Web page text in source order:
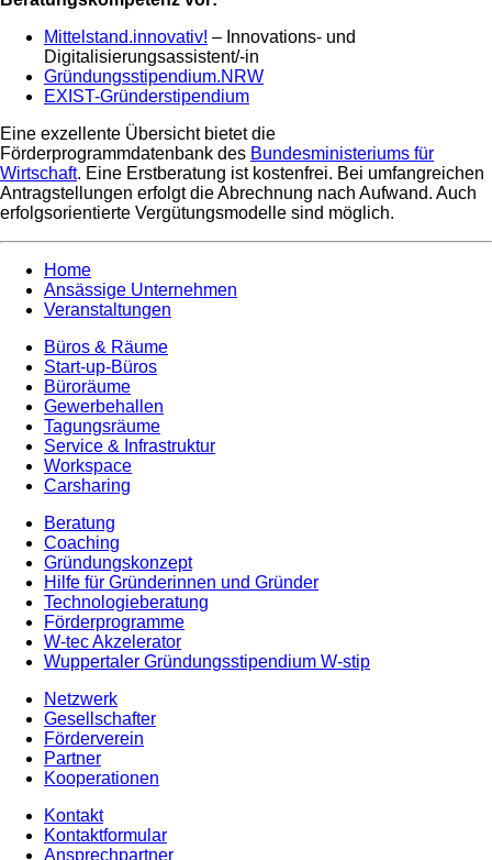
Mittelstand.innovativ! – Innovations- und
Digitalisierungsassistent/-in
Gründungsstipendium.NRW
EXIST-Gründerstipendium
Eine exzellente Übersicht bietet die
Förderprogrammdatenbank des Bundesministeriums für
Wirtschaft. Eine Erstberatung ist kostenfrei. Bei umfangreichen
Antragstellungen erfolgt die Abrechnung nach Aufwand. Auch
erfolgsorientierte Vergütungsmodelle sind möglich.
Home
Ansässige Unternehmen
Veranstaltungen
Büros & Räume
Start-up-Büros
Büroräume
Gewerbehallen
Tagungsräume
Service & Infrastruktur
Workspace
Carsharing
Beratung
Coaching
Gründungskonzept
Hilfe für Gründerinnen und Gründer
Technologieberatung
Förderprogramme
W-tec Akzelerator
Wuppertaler Gründungsstipendium W-stip
Netzwerk
Gesellschafter
Förderverein
Partner
Kooperationen
Kontakt
Kontaktformular
Ansprechpartner